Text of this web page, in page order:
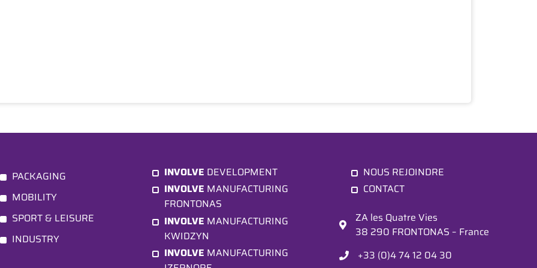
PACKAGING
MOBILITY
SPORT & LEISURE
INDUSTRY
INVOLVE DEVELOPMENT
INVOLVE MANUFACTURING
FRONTONAS
INVOLVE MANUFACTURING
KWIDZYN
INVOLVE MANUFACTURING
NOUS REJOINDRE
CONTACT
ZA les Quatre Vies
38 290 FRONTONAS – France
+33 (0)4 74 12 04 30